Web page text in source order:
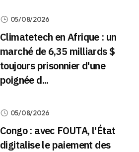
05/08/2026
Climatetech en Afrique : un
marché de 6,35 milliards $
toujours prisonnier d'une
poignée d...
05/08/2026
Congo : avec FOUTA, l'État
digitalise le paiement des